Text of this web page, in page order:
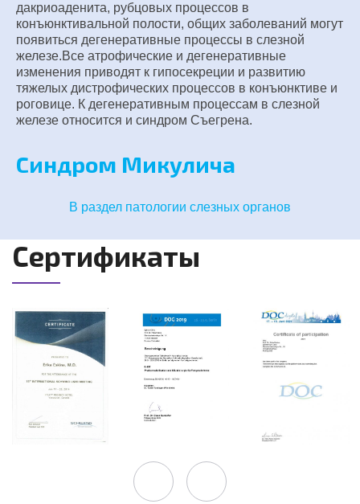
дакриоаденита, рубцовых процессов в
конъюнктивальной полости, общих заболеваний могут
появиться дегенеративные процессы в слезной
железе.Все атрофические и дегенеративные
изменения приводят к гипосекреции и развитию
тяжелых дистрофических процессов в конъюнктиве и
роговице. К дегенеративным процессам в слезной
железе относится и синдром Съегрена.
Синдром Микулича
В раздел патологии слезных органов
Сертификаты